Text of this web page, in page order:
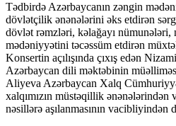
Tədbirdə Azərbaycanın zəngin
dövlətçilik ənənələrini əks etdirən
dövlət rəmzləri, kəlağayı
mədəniyyətini təcəssüm etdirən
Konsertin açılışında çıxış edən
Azərbaycan dili məktəbinin
Aliyeva Azərbaycan Xalq
xalqımızın müstəqillik
nəsillərə aşılanmasının vacibliyindən